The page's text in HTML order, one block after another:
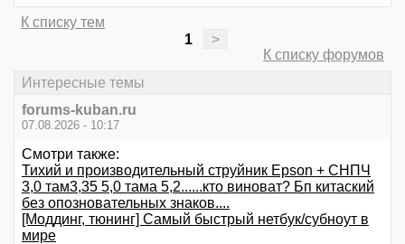
К списку тем
1
>
К списку форумов
Интересные темы
forums-kuban.ru
07.08.2026 - 10:17
Смотри также:
Тихий и производительный струйник Epson + CНПЧ
3,0 там3,35 5,0 тама 5,2......кто виноват? Бп китаский
без опозновательных знаков....
[Моддинг, тюнинг] Самый быстрый нетбук/субноут в
мире